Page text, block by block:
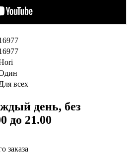
всех
день, без
до 21.00
заказа